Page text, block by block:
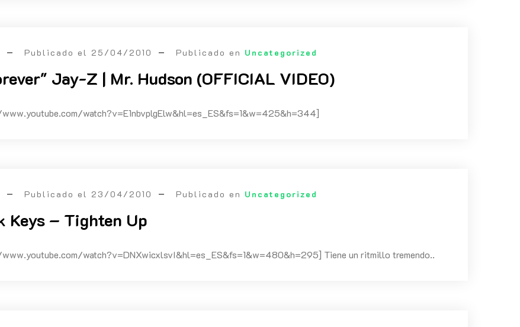
Publicado el 25/04/2010 Publicado en Uncategorized
Jay-Z | Mr. Hudson (OFFICIAL VIDEO)
watch?v=E1nbvplgElw&hl=es_ES&fs=1&w=425&h=344]
Publicado el 23/04/2010 Publicado en Uncategorized
Keys – Tighten Up
watch?v=DNXwicxlsvI&hl=es_ES&fs=1&w=480&h=295] Tiene un ritmillo tremendo..